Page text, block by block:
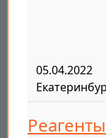
05.04.2022